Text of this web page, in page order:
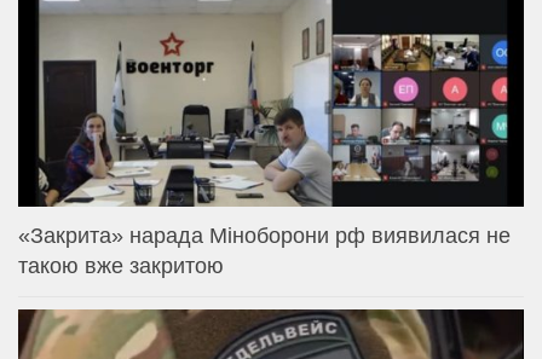
«Закрита» нарада Міноборони рф виявилася не
такою вже закритою